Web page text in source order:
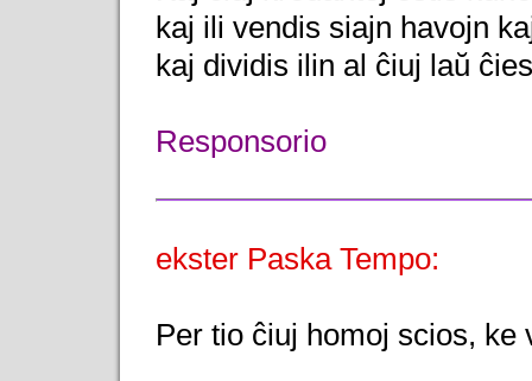
kaj ili vendis siajn havojn
kaj dividis ilin al ĉiuj laŭ
Responsorio
ekster Paska Tempo:
Per tio ĉiuj homoj scios, ke